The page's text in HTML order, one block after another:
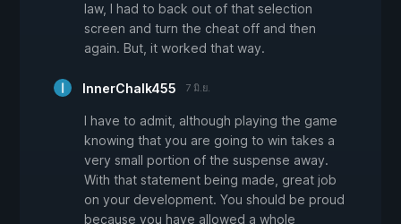
law, I had to back out of that selection
screen and turn the cheat off and then
again. But, it worked that way.
InnerChalk455 7 มิ.ย.
I have to admit, although playing the game
knowing that you are going to win takes a
very small portion of the suspense away.
With that statement being made, great job
on your development. You should be proud
because you have allowed a whole